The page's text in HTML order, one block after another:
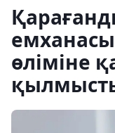
өліміне